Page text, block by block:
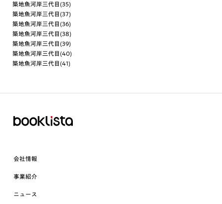
築地魚河岸三代目(35)
築地魚河岸三代目(37)
築地魚河岸三代目(36)
築地魚河岸三代目(38)
築地魚河岸三代目(39)
築地魚河岸三代目(40)
築地魚河岸三代目(41)
会社情報
事業紹介
ニュース